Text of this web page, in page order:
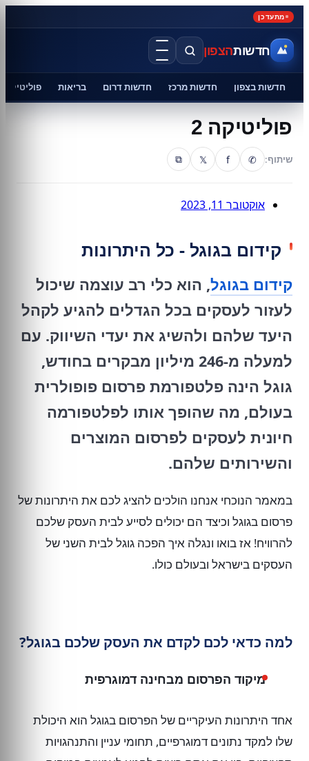
מתעדכן
חדשותהצפון
חדשות בצפון חדשות מרכז חדשות דרום בריאות פוליטיקה
פוליטיקה 2
שיתוף: ✆
f
𝕏
⧉
אוקטובר 11, 2023
קידום בגוגל - כל היתרונות
קידום בגוגל, הוא כלי רב עוצמה שיכול
לעזור לעסקים בכל הגדלים להגיע לקהל
היעד שלהם ולהשיג את יעדי השיווק. עם
למעלה מ-246 מיליון מבקרים בחודש,
גוגל הינה פלטפורמת פרסום פופולרית
בעולם, מה שהופך אותו לפלטפורמה
חיונית לעסקים לפרסום המוצרים
והשירותים שלהם.
במאמר הנוכחי אנחנו הולכים להציג לכם את היתרונות של
פרסום בגוגל וכיצד הם יכולים לסייע לבית העסק שלכם
להרוויח! אז בואו ונגלה איך הפכה גוגל לבית השני של
העסקים בישראל ובעולם כולו.
למה כדאי לכם לקדם את העסק שלכם בגוגל?
מיקוד הפרסום מבחינה דמוגרפית
אחד היתרונות העיקריים של הפרסום בגוגל הוא היכולת
שלו למקד נתונים דמוגרפיים, תחומי עניין והתנהגויות